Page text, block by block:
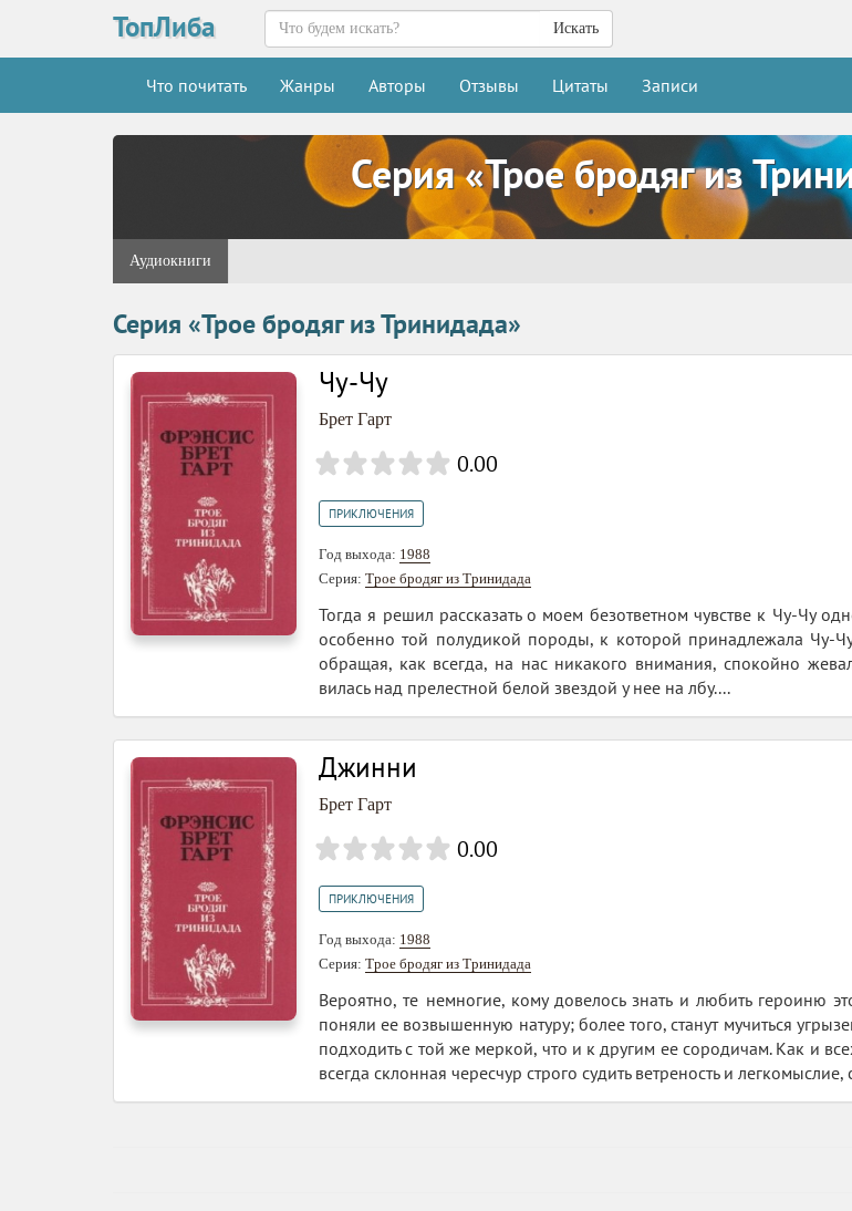
ТопЛиба Искать
Что почитать Жанры Авторы Отзывы Цитаты Записи
Серия «Трое бродяг из
Аудиокниги
Серия «Трое бродяг из Тринидада»
Чу-Чу
Брет Гарт
0.00
ПРИКЛЮЧЕНИЯ
Год выхода: 1988
Серия: Трое бродяг из Тринидада
Тогда я решил рассказать о моем безответном чувстве к Чу-Чу
особенно той полудикой породы, к которой принадлежала Чу-
обращая, как всегда, на нас никакого внимания, спокойно
вилась над прелестной белой звездой у нее на лбу....
Джинни
Брет Гарт
0.00
ПРИКЛЮЧЕНИЯ
Год выхода: 1988
Серия: Трое бродяг из Тринидада
Вероятно, те немногие, кому довелось знать и любить героиню
поняли ее возвышенную натуру; более того, станут мучиться
подходить с той же меркой, что и к другим ее сородичам. Как и
всегда склонная чересчур строго судить ветреность и